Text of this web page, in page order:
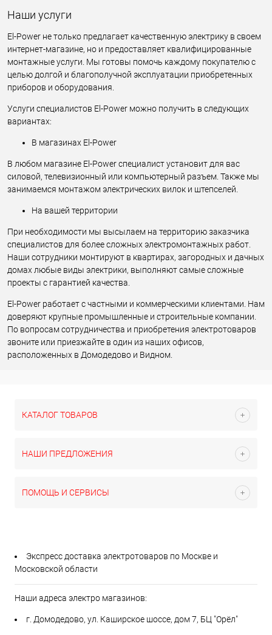
Наши услуги
El-Power не только предлагает качественную электрику в своем
интернет-магазине, но и предоставляет квалифицированные
монтажные услуги. Мы готовы помочь каждому покупателю с
целью долгой и благополучной эксплуатации приобретенных
приборов и оборудования.
Услуги специалистов El-Power можно получить в следующих
вариантах:
В магазинах El-Power
В любом магазине El-Power специалист установит для вас
силовой, телевизионный или компьютерный разъем. Также мы
занимаемся монтажом электрических вилок и штепселей.
На вашей территории
При необходимости мы высылаем на территорию заказчика
специалистов для более сложных электромонтажных работ.
Наши сотрудники монтируют в квартирах, загородных и дачных
домах любые виды электрики, выполняют самые сложные
проекты с гарантией качества.
El-Power работает с частными и коммерческими клиентами. Нам
доверяют крупные промышленные и строительные компании.
По вопросам сотрудничества и приобретения электротоваров
звоните или приезжайте в один из наших офисов,
расположенных в Домодедово и Видном.
КАТАЛОГ ТОВАРОВ
НАШИ ПРЕДЛОЖЕНИЯ
ПОМОЩЬ И СЕРВИСЫ
Экспресс доставка электротоваров по Москве и
Московской области
Наши адреса электро магазинов:
г. Домодедово, ул. Каширское шоссе, дом 7, БЦ "Орёл"